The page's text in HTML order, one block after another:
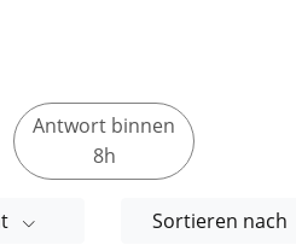
Antwort binnen
8h
Sortieren nach